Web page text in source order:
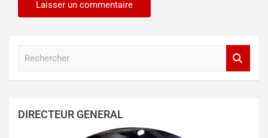
rDIRECTEUR GENERAL